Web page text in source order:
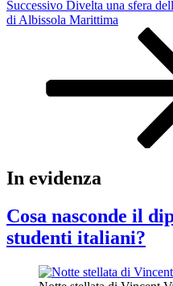
Articolo
successivo
Successivo Divelta una sfera
di Albissola Marittima
In evidenza
Cosa nasconde il
studenti italiani?